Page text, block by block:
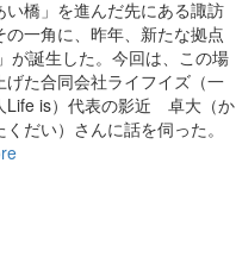
い橋」を進んだ先にある諏訪
の一角に、昨年、新たな拠点
が誕生した。今回は、この場
げた合同会社ライフイズ（一
Life is）代表の影近 卓大（か
だい）さんに話を伺った。